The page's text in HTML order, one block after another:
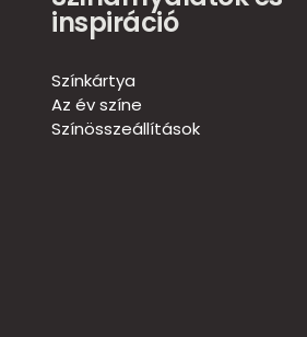
inspiráció
Színkártya
Az év színe
Színösszeállítások